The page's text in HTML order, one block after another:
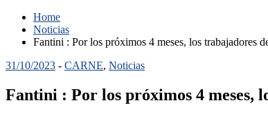
Home
Noticias
Fantini : Por los próximos 4 meses, los trabajadores
31/10/2023 - CARNE, Noticias
Fantini : Por los próximos 4 meses,